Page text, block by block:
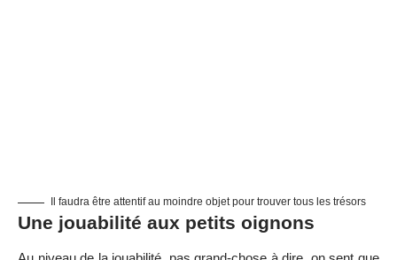
Il faudra être attentif au moindre objet pour trouver tous les trésors
Une jouabilité aux petits oignons